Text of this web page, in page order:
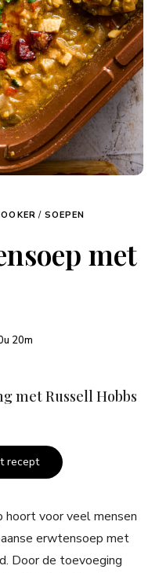
/ SOEPEN
met
20m
met Russell Hobbs
recept
hoort voor veel mensen
erwtensoep met
Door de toevoeging